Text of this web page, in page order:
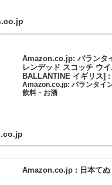
Amazon.co.jp: バランタ
レンデッド スコッチ ウ
BALLANTINE イギリス]
Amazon.co.jp: バランタイ
飲料・お酒
Amazon.co.jp : 日本てぬ